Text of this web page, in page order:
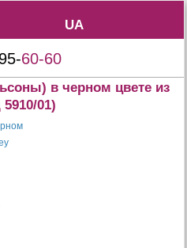
UA
UA
60-60
в черном цвете из
01)